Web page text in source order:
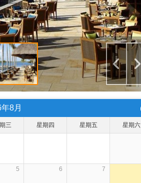
年8月
三 星期四 星期五
星期六
5 6 7